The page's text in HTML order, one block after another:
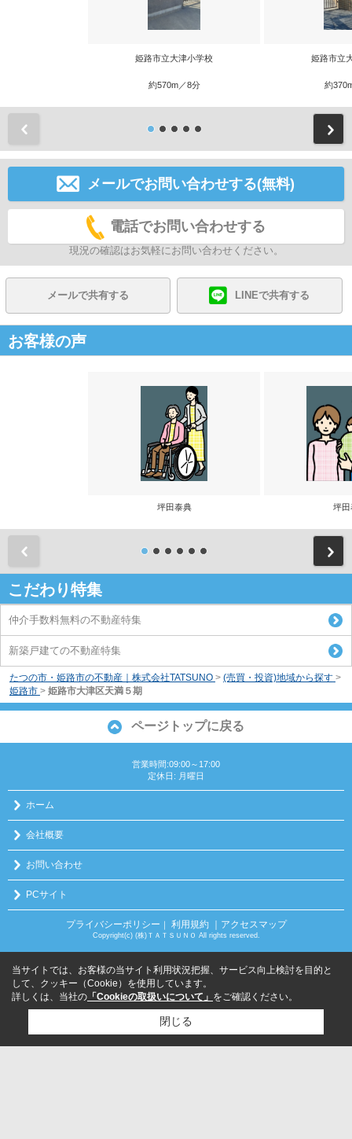
姫路市立大津小学校
約570m／8分
姫路市立
約
メールでお問い合わせする(無料)
電話でお問い合わせする
現況の確認はお気軽にお問い合わせください。
メールで共有する LINEで共有する
お客様の声
坪田泰典 坪田
こだわり特集
仲介手数料無料の不動産特集
新築戸建ての不動産特集
たつの市・姫路市の不動産｜株式会社TATSUNO > (売買・投資)地域から探す >
姫路市 > 姫路市大津区天満５期
ページトップに戻る
営業時間:09:00～17:00
定休日: 月曜日
ホーム
会社概要
お問い合わせ
PCサイト
プライバシーポリシー ｜ 利用規約 ｜アクセスマップ
Copyright(c) (株)ＴＡＴＳＵＮＯ All rights reserved.
当サイトでは、お客様の当サイト利用状況把握、サービス向上検討を目的と
して、クッキー（Cookie）を使用しています。
詳しくは、当社の 「Cookieの取扱いについて」 をご確認ください。
閉じる